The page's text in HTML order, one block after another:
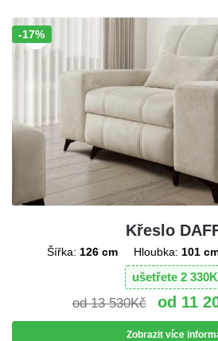
Sleva!
-17%
Křeslo
Šířka: 126 cm Hloubka: 101
ušetřete 2 330
13 530Kč 11
Zobrazit více